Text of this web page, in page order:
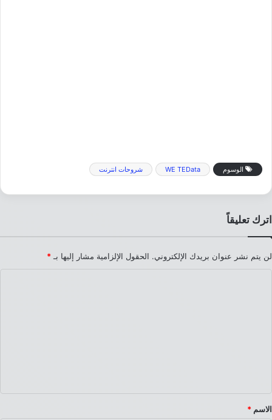
الوسوم WE TEData شروحات انترنت
اترك تعليقاً
لن يتم نشر عنوان بريدك الإلكتروني. الحقول الإلزامية مشار إليها بـ *
*
الاسم *